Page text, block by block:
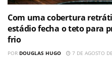
Com uma cobertura
estádio fecha o teto para
frio
POR DOUGLAS HUGO 7 DE AGOSTO